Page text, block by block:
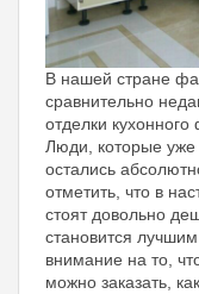
В нашей стране
сравнительно
отделки
Люди, которые уже
остались
отметить, что в
стоят довольно
становится
внимание на то,
можно заказать,